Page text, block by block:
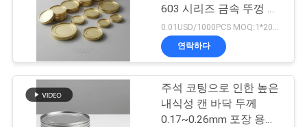
구
하 금속 함석판
603 시리즈 금속 뚜껑 산
업 포장 및 컨테이너 마개
에 적합
0.01USD/1000PCS MOQ:1*20GP
연락하다
주석 코팅으로 인한 높은
내식성 캔 바닥 두께
0.17~0.26mm 포장 용도